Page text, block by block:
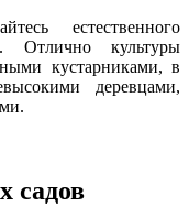
естественного
Отлично культуры
кустарниками, в
деревцами,
садов